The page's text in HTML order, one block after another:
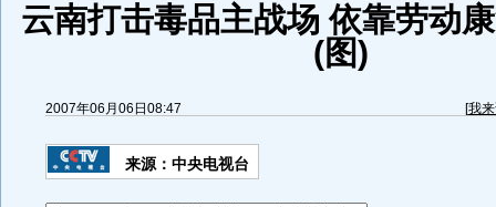
云南打击毒品主战场 依靠劳动
(图)
2007年06月06日08:47 [我
来源：中央电视台